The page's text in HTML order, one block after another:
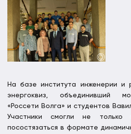
На базе института инженерии и
энергоквиз, объединивший
«Россети Волга» и студентов
Участники смогли не только
посостязаться в формате